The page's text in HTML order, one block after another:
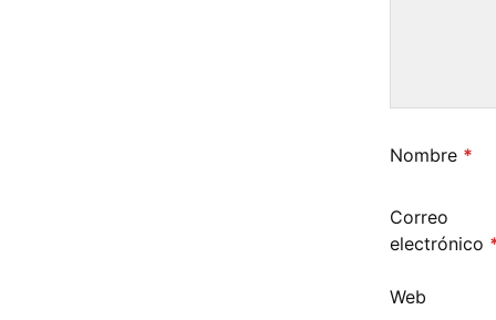
Nombre *
Correo
electrónico
Web